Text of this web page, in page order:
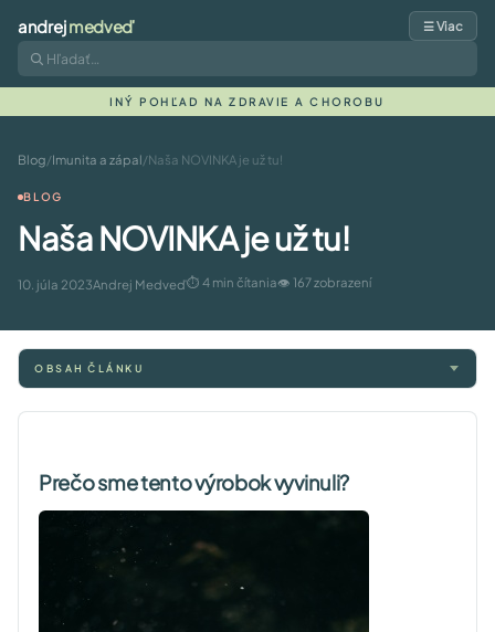
andrejmedveď ☰ Viac
INÝ POHĽAD NA ZDRAVIE A CHOROBU
Blog/Imunita a zápal/Naša NOVINKA je už tu!
BLOG
Naša NOVINKA je už tu!
10. júla 2023Andrej Medveď⏱ 4 min čítania👁 167 zobrazení
OBSAH ČLÁNKU
Prečo sme tento výrobok vyvinuli?